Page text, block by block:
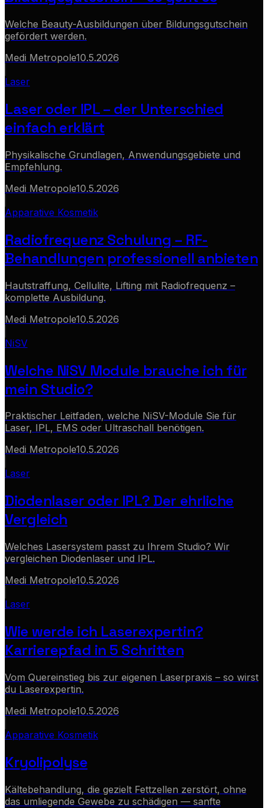
Welche Beauty-Ausbildungen über Bildungsgutschein
gefördert werden.
Medi Metropole10.5.2026
Laser
Laser oder IPL – der Unterschied
einfach erklärt
Physikalische Grundlagen, Anwendungsgebiete und
Empfehlung.
Medi Metropole10.5.2026
Apparative Kosmetik
Radiofrequenz Schulung – RF-
Behandlungen professionell anbieten
Hautstraffung, Cellulite, Lifting mit Radiofrequenz –
komplette Ausbildung.
Medi Metropole10.5.2026
NiSV
Welche NiSV Module brauche ich für
mein Studio?
Praktischer Leitfaden, welche NiSV-Module Sie für
Laser, IPL, EMS oder Ultraschall benötigen.
Medi Metropole10.5.2026
Laser
Diodenlaser oder IPL? Der ehrliche
Vergleich
Welches Lasersystem passt zu Ihrem Studio? Wir
vergleichen Diodenlaser und IPL.
Medi Metropole10.5.2026
Laser
Wie werde ich Laserexpertin?
Karrierepfad in 5 Schritten
Vom Quereinstieg bis zur eigenen Laserpraxis – so wirst
du Laserexpertin.
Medi Metropole10.5.2026
Apparative Kosmetik
Kryolipolyse
Kältebehandlung, die gezielt Fettzellen zerstört, ohne
das umliegende Gewebe zu schädigen — sanfte